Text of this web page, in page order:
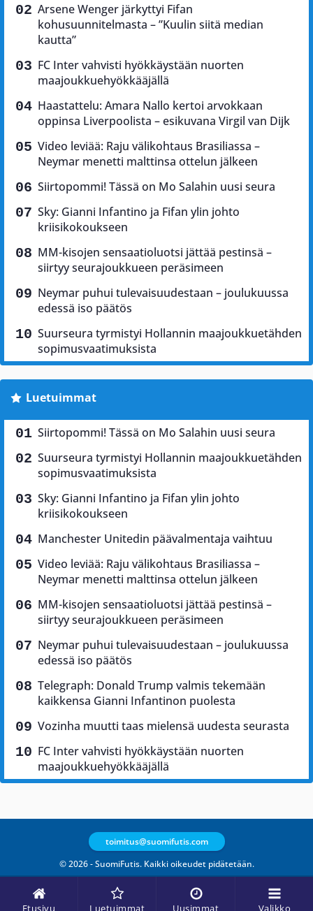
Etusivu Luetuimmat Uusimmat Valikko
Arsene Wenger järkyttyi Fifan
kohusuunnitelmasta – ”Kuulin siitä median
kautta”
FC Inter vahvisti hyökkäystään nuorten
maajoukkuehyökkääjällä
Haastattelu: Amara Nallo kertoi arvokkaan
oppinsa Liverpoolista – esikuvana Virgil van Dijk
Video leviää: Raju välikohtaus Brasiliassa –
Neymar menetti malttinsa ottelun jälkeen
Siirtopommi! Tässä on Mo Salahin uusi seura
Sky: Gianni Infantino ja Fifan ylin johto
kriisikokoukseen
MM-kisojen sensaatioluotsi jättää pestinsä –
siirtyy seurajoukkueen peräsimeen
Neymar puhui tulevaisuudestaan – joulukuussa
edessä iso päätös
Suurseura tyrmistyi Hollannin maajoukkuetähden
sopimusvaatimuksista
Luetuimmat
Siirtopommi! Tässä on Mo Salahin uusi seura
Suurseura tyrmistyi Hollannin maajoukkuetähden
sopimusvaatimuksista
Sky: Gianni Infantino ja Fifan ylin johto
kriisikokoukseen
Manchester Unitedin päävalmentaja vaihtuu
Video leviää: Raju välikohtaus Brasiliassa –
Neymar menetti malttinsa ottelun jälkeen
MM-kisojen sensaatioluotsi jättää pestinsä –
siirtyy seurajoukkueen peräsimeen
Neymar puhui tulevaisuudestaan – joulukuussa
edessä iso päätös
Telegraph: Donald Trump valmis tekemään
kaikkensa Gianni Infantinon puolesta
Vozinha muutti taas mielensä uudesta seurasta
FC Inter vahvisti hyökkäystään nuorten
maajoukkuehyökkääjällä
© 2026 - SuomiFutis. Kaikki oikeudet pidätetään.
toimitus@suomifutis.com